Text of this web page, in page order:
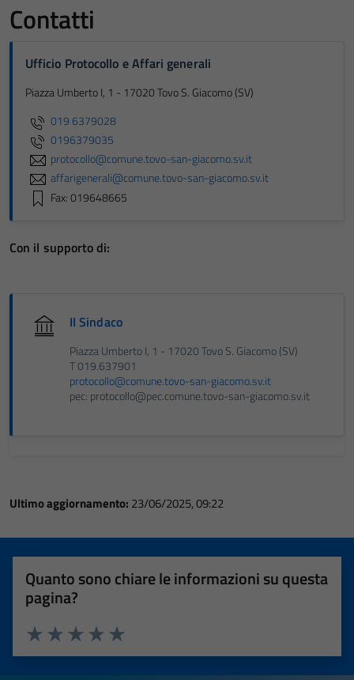
Contatti
Ufficio Protocollo e Affari generali
Piazza Umberto I, 1 - 17020 Tovo S. Giacomo (SV)
019 6379028
0196379035
protocollo@comune.tovo-san-giacomo.sv.it
affarigenerali@comune.tovo-san-giacomo.sv.it
Fax: 019648665
Con il supporto di:
Il Sindaco
Piazza Umberto I, 1 - 17020 Tovo S. Giacomo (SV)
T 019.637901
protocollo@comune.tovo-san-giacomo.sv.it
pec: protocollo@pec.comune.tovo-san-giacomo.sv.it
Ultimo aggiornamento: 23/06/2025, 09:22
Quanto sono chiare le informazioni su questa
pagina?
Valuta 5 stelle su 5
Valuta 4 stelle su 5
Valuta 3 stelle su 5
Valuta 2 stelle su 5
Valuta 1 stelle su 5